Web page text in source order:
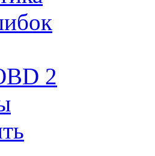
2